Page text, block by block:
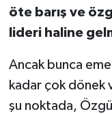
öte barış ve
lideri haline
Ancak bunca
kadar çok dönek
şu noktada,